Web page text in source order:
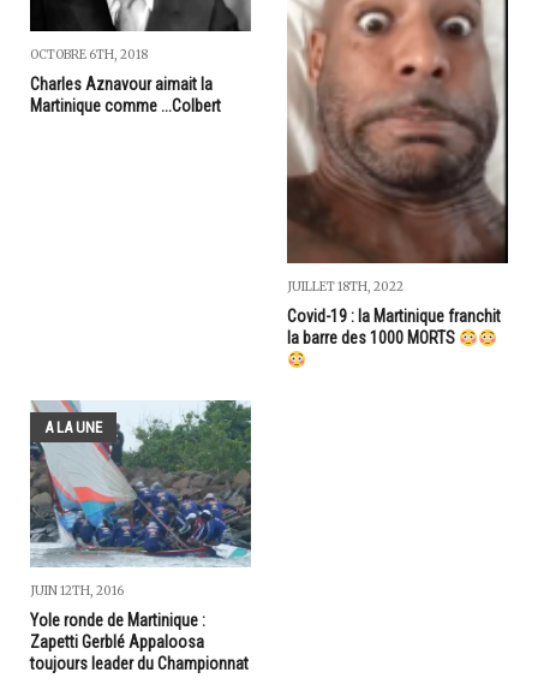
OCTOBRE 6TH, 2018
Charles Aznavour aimait la
Martinique comme ...Colbert
JUILLET 18TH, 2022
Covid-19 : la Martinique franchit
la barre des 1000 MORTS
A LA UNE
JUIN 12TH, 2016
Yole ronde de Martinique :
Zapetti Gerblé Appaloosa
toujours leader du Championnat